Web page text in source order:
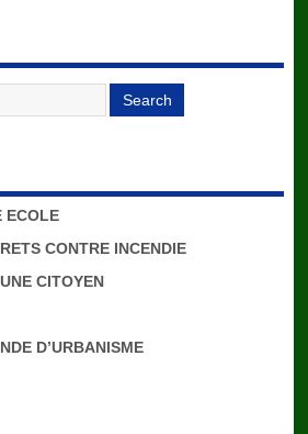
ECOLE
CONTRE INCENDIE
CITOYEN
D’URBANISME